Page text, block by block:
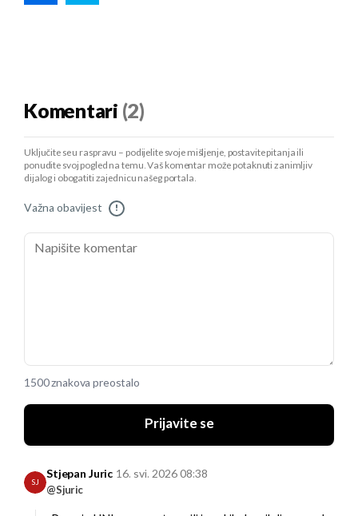
Komentari (2)
Uključite se u raspravu – podijelite svoje mišljenje, postavite pitanja ili
ponudite svoj pogled na temu. Vaš komentar može potaknuti zanimljiv
dijalog i obogatiti zajednicu našeg portala.
Važna obavijest !
1500 znakova preostalo
Prijavite se
SJ
Stjepan Juric
@Sjuric
16. svi. 2026 08:38